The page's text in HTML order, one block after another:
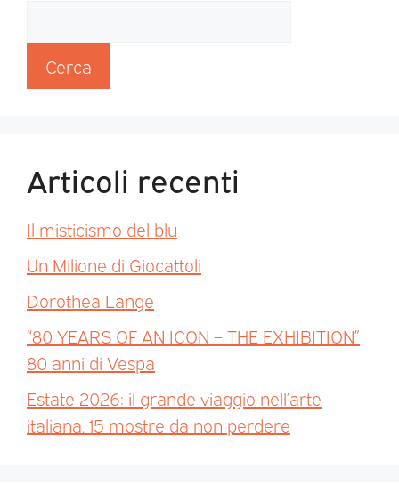
Cerca
Articoli recenti
Il misticismo del blu
Un Milione di Giocattoli
Dorothea Lange
“80 YEARS OF AN ICON – THE EXHIBITION”
80 anni di Vespa
Estate 2026: il grande viaggio nell’arte
italiana. 15 mostre da non perdere